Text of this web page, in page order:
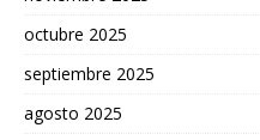
octubre 2025
septiembre 2025
agosto 2025